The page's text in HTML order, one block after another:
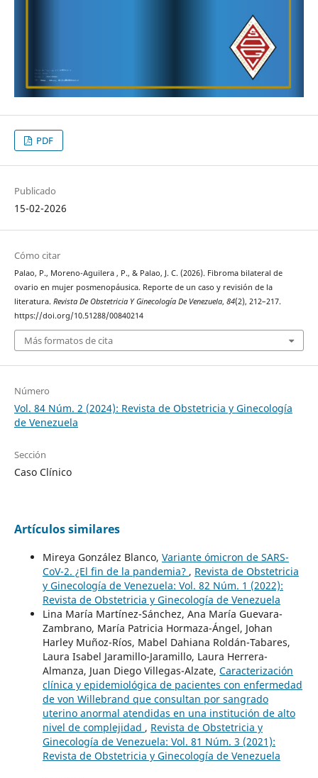
PDF
Publicado
15-02-2026
Cómo citar
Palao, P., Moreno-Aguilera , P., & Palao, J. C. (2026). Fibroma bilateral de
ovario en mujer posmenopáusica. Reporte de un caso y revisión de la
literatura. Revista De Obstetricia Y Ginecología De Venezuela, 84(2), 212–217.
https://doi.org/10.51288/00840214
Más formatos de cita
Número
Vol. 84 Núm. 2 (2024): Revista de Obstetricia y Ginecología
de Venezuela
Sección
Caso Clínico
Artículos similares
Mireya González Blanco, Variante ómicron de SARS-
CoV-2. ¿El fin de la pandemia? , Revista de Obstetricia
y Ginecología de Venezuela: Vol. 82 Núm. 1 (2022):
Revista de Obstetricia y Ginecología de Venezuela
Lina María Martínez-Sánchez, Ana María Guevara-
Zambrano, María Patricia Hormaza-Ángel, Johan
Harley Muñoz-Ríos, Mabel Dahiana Roldán-Tabares,
Laura Isabel Jaramillo-Jaramillo, Laura Herrera-
Almanza, Juan Diego Villegas-Alzate, Caracterización
clínica y epidemiológica de pacientes con enfermedad
de von Willebrand que consultan por sangrado
uterino anormal atendidas en una institución de alto
nivel de complejidad , Revista de Obstetricia y
Ginecología de Venezuela: Vol. 81 Núm. 3 (2021):
Revista de Obstetricia y Ginecología de Venezuela